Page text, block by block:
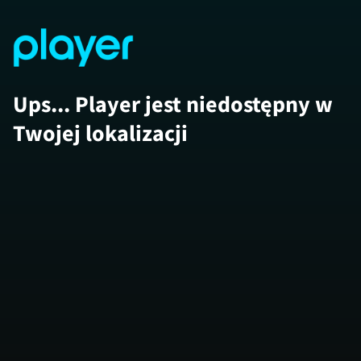
Ups... Player jest niedostępny w
Twojej lokalizacji